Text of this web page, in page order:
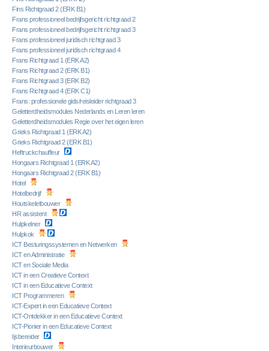
Fins Richtgraad 2 (ERK B1)
Frans professioneel bedrijfsgericht richtgraad 2
Frans professioneel bedrijfsgericht richtgraad 3
Frans professioneel juridisch richtgraad 3
Frans professioneel juridisch richtgraad 4
Frans Richtgraad 1 (ERK A2)
Frans Richtgraad 2 (ERK B1)
Frans Richtgraad 3 (ERK B2)
Frans Richtgraad 4 (ERK C1)
Frans: professionele gids/reisleider richtgraad 3
Geletterdheidsmodules Nederlands en Leren leren
Geletterdheidsmodules Regie over het eigen leren
Grieks Richtgraad 1 (ERK A2)
Grieks Richtgraad 2 (ERK B1)
Heftruckchauffeur
Hongaars Richtgraad 1 (ERK A2)
Hongaars Richtgraad 2 (ERK B1)
Hotel
Hotelbedrijf
Houtskeletbouwer
HR assistent
Hulpkelner
Hulpkok
ICT Besturingssystemen en Netwerken
ICT en Administratie
ICT en Sociale Media
ICT in een Creatieve Context
ICT in een Educatieve Context
ICT Programmeren
ICT-Expert in een Educatieve Context
ICT-Ontdekker in een Educatieve Context
ICT-Pionier in een Educatieve Context
Ijsbereider
Interieurbouwer